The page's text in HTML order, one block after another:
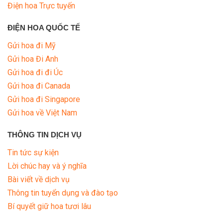
Điện hoa Trực tuyến
ĐIỆN HOA QUỐC TẾ
Gửi hoa đi Mỹ
Gửi hoa Đi Anh
Gửi hoa đi đi Úc
Gửi hoa đi Canada
Gửi hoa đi Singapore
Gửi hoa về Việt Nam
THÔNG TIN DỊCH VỤ
Tin tức sự kiện
Lời chúc hay và ý nghĩa
Bài viết về dịch vụ
Thông tin tuyển dụng và đào tạo
Bí quyết giữ hoa tươi lâu